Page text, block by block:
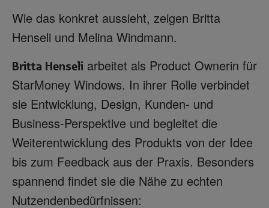
Wie das konkret aussieht, zeigen Britta
Henseli und Melina Windmann.
Britta Henseli arbeitet als Product Ownerin für
StarMoney Windows. In ihrer Rolle verbindet
sie Entwicklung, Design, Kunden- und
Business-Perspektive und begleitet die
Weiterentwicklung des Produkts von der Idee
bis zum Feedback aus der Praxis. Besonders
spannend findet sie die Nähe zu echten
Nutzendenbedürfnissen: